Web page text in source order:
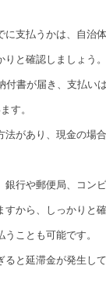
に支払うかは、自治
と確認しましょう。
付書が届き、支払い
す。
法があり、現金の場
銀行や郵便局、コン
から、しっかりと確
ことも可能です。
ると延滞金が発生し